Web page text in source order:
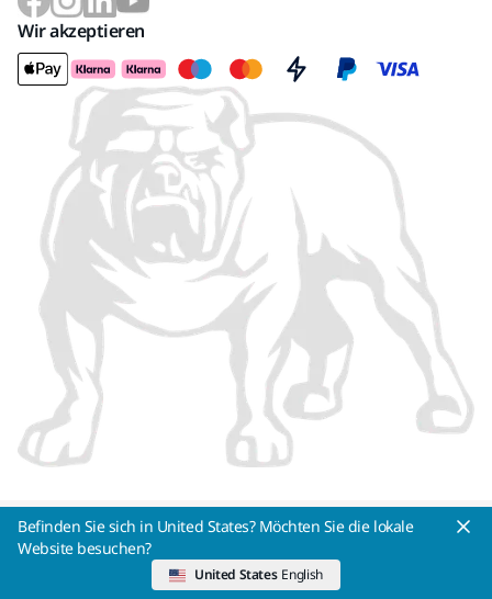
Wir akzeptieren
Mirka Ltd, 2026
Impressum
Datenschutzerklärung
Befinden Sie sich in United States? Möchten Sie die lokale
Website besuchen?
United States English